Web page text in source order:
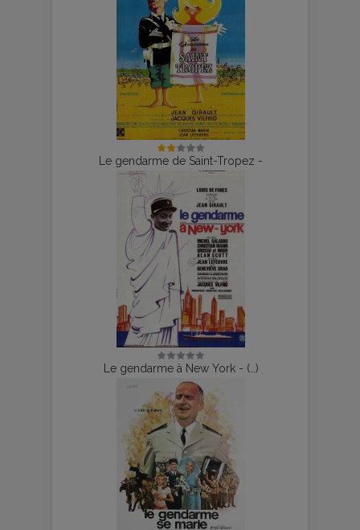
Le gendarme de Saint-Tropez -
Le gendarme à New York - (…)